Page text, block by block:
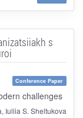
s
Conference Paper
challenges
Iuliia S. Sheltukova